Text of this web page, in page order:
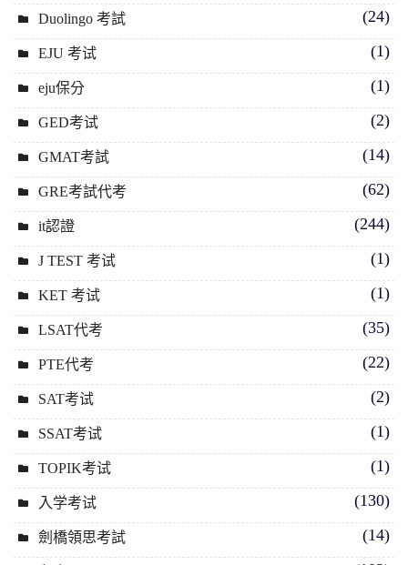
Duolingo 考試 (24)
EJU 考试 (1)
eju保分 (1)
GED考试 (2)
GMAT考試 (14)
GRE考試代考 (62)
it認證 (244)
J TEST 考试 (1)
KET 考试 (1)
LSAT代考 (35)
PTE代考 (22)
SAT考试 (2)
SSAT考试 (1)
TOPIK考试 (1)
入学考试 (130)
劍橋領思考試 (14)